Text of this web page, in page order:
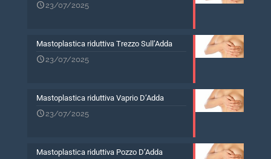
23/07/2025
Mastoplastica riduttiva Trezzo Sull’Adda
23/07/2025
Mastoplastica riduttiva Vaprio D’Adda
23/07/2025
Mastoplastica riduttiva Pozzo D’Adda